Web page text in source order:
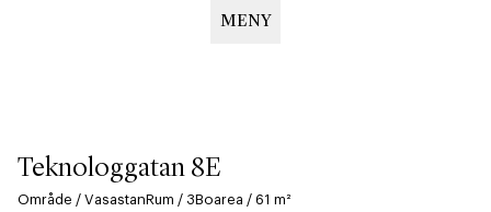
MENY
Teknologgatan 8E
Område / VasastanRum / 3Boarea / 61 m²